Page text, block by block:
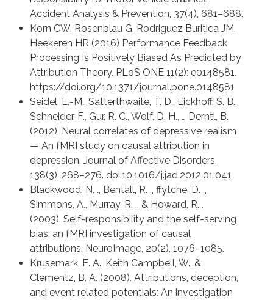
Accident Analysis & Prevention, 37(4), 681–688.
Korn CW, Rosenblau G, Rodriguez Buritica JM,
Heekeren HR (2016) Performance Feedback
Processing Is Positively Biased As Predicted by
Attribution Theory. PLoS ONE 11(2): e0148581.
https://doi.org/10.1371/journal.pone.0148581
Seidel, E.-M., Satterthwaite, T. D., Eickhoff, S. B.,
Schneider, F., Gur, R. C., Wolf, D. H., … Derntl, B.
(2012). Neural correlates of depressive realism
— An fMRI study on causal attribution in
depression. Journal of Affective Disorders,
138(3), 268–276. doi:10.1016/j.jad.2012.01.041
Blackwood, N. ., Bentall, R. ., ffytche, D. .,
Simmons, A., Murray, R. ., & Howard, R. .
(2003). Self-responsibility and the self-serving
bias: an fMRI investigation of causal
attributions. NeuroImage, 20(2), 1076–1085.
Krusemark, E. A., Keith Campbell, W., &
Clementz, B. A. (2008). Attributions, deception,
and event related potentials: An investigation